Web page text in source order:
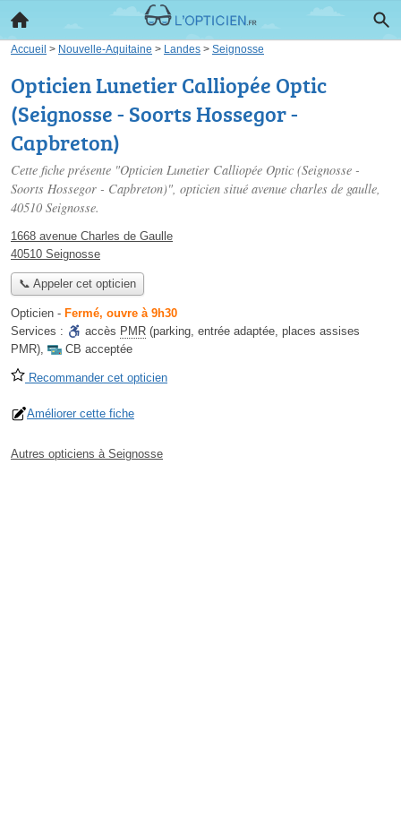
Accueil > Nouvelle-Aquitaine > Landes > Seignosse
Opticien Lunetier Calliopée Optic
(Seignosse - Soorts Hossegor -
Capbreton)
Cette fiche présente "Opticien Lunetier Calliopée Optic (Seignosse -
Soorts Hossegor - Capbreton)", opticien situé avenue charles de gaulle,
40510 Seignosse.
1668 avenue Charles de Gaulle
40510 Seignosse
📞 Appeler cet opticien
Opticien - Fermé, ouvre à 9h30
Services :
accès PMR (parking, entrée adaptée, places assises
PMR), CB acceptée
Recommander cet opticien
Améliorer cette fiche
Autres opticiens à Seignosse